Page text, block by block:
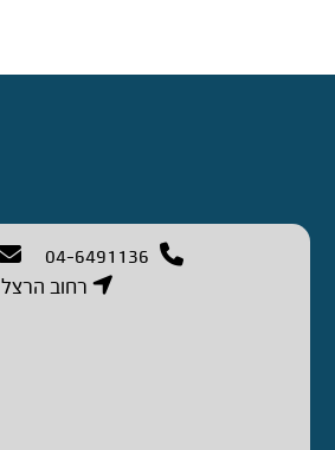
04-6491136
רחוב הרצל 18 כניסה א’ חדרה